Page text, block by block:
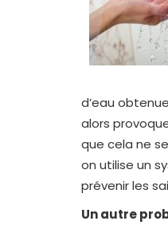
d’eau
alors
que cela ne
on utilise un
prévenir les
Un autre